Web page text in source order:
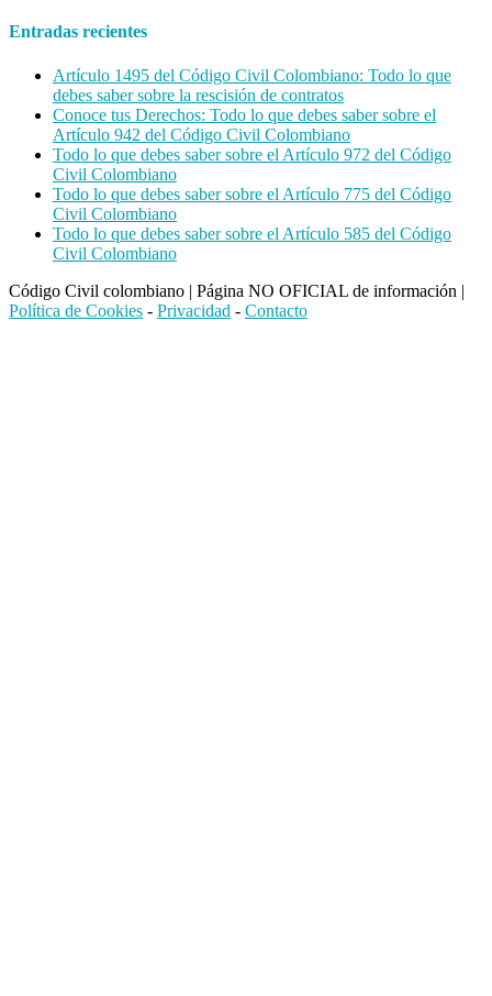
Entradas recientes
Artículo 1495 del Código Civil Colombiano: Todo lo que
debes saber sobre la rescisión de contratos
Conoce tus Derechos: Todo lo que debes saber sobre el
Artículo 942 del Código Civil Colombiano
Todo lo que debes saber sobre el Artículo 972 del Código
Civil Colombiano
Todo lo que debes saber sobre el Artículo 775 del Código
Civil Colombiano
Todo lo que debes saber sobre el Artículo 585 del Código
Civil Colombiano
Código Civil colombiano | Página NO OFICIAL de información |
Política de Cookies - Privacidad - Contacto